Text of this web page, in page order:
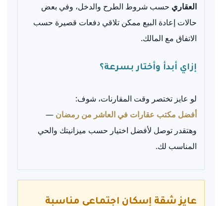
العقاري حسب شروط الطرح والدخل، وفي بعض
حالات إعادة البيع ممكن تلاقي دفعات قصيرة حسب
الاتفاق مع المالك.
إزاي أبدأ وأختار بسرعة؟
لو عايز تختصر وقت المقارنات، شوف:
أفضل مكتب عقارات في العاشر من رمضان —
وهتقدر توصل لأفضل اختيار حسب ميزانيتك والحي
المناسب لك.
عايز شقة إسكان اجتماعي مناسبة